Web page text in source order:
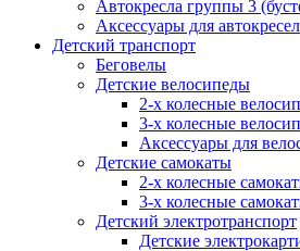
Автокресла группы 3
Аксессуары для автокресел
Детский транспорт
Беговелы
Детские велосипеды
2-х колесные
3-х колесные
Аксессуары для
Детские самокаты
2-х колесные
3-х колесные
Детский электротранспорт
Детские